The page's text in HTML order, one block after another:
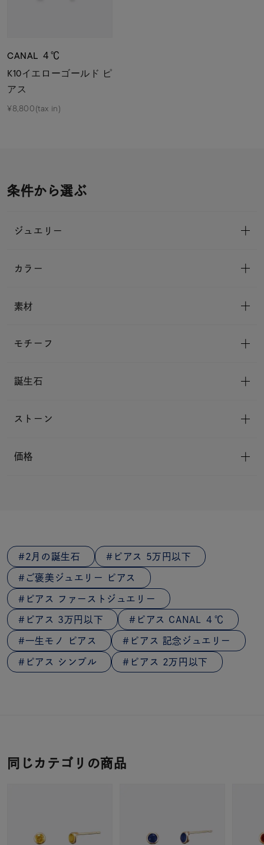
CANAL ４℃
K10イエローゴールド ピ
アス
¥8,800(tax in)
条件から選ぶ
ジュエリー
カラー
素材
モチーフ
誕生石
ストーン
価格
2月の誕生石 ピアス 5万円以下
ご褒美ジュエリー ピアス
ピアス ファーストジュエリー
ピアス 3万円以下 ピアス CANAL ４℃
一生モノ ピアス ピアス 記念ジュエリー
ピアス シンプル ピアス 2万円以下
同じカテゴリの商品